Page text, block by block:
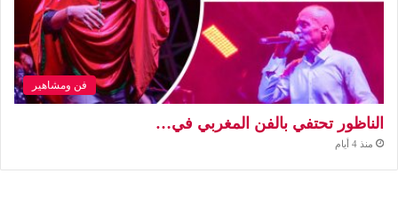
فن ومشاهير
الناظور تحتفي بالفن المغربي في…
منذ 4 أيام